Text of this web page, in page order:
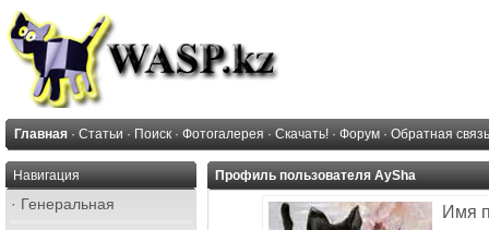
Главная · Статьи · Поиск · Фотогалерея · Скачать! · Форум · Обратная связь
Навигация
· Генеральная
Профиль пользователя AySha
Имя